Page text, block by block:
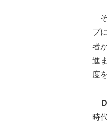
そ
プ
者
進
度
Ｄ
時